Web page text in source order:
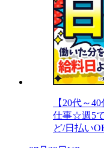
【20代～
仕事☆週5
ど/日払い